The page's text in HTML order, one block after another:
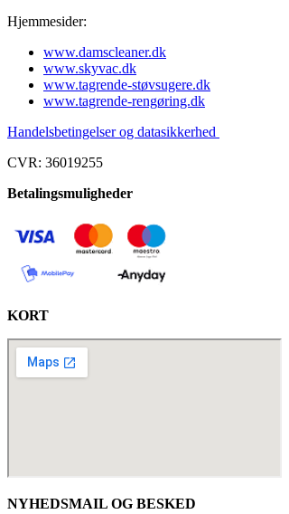
Hjemmesider:
www.damscleaner.dk
www.skyvac.dk
www.tagrende-støvsugere.dk
www.tagrende-rengøring.dk
Handelsbetingelser og datasikkerhed
CVR: 36019255
Betalingsmuligheder
KORT
NYHEDSMAIL OG BESKED